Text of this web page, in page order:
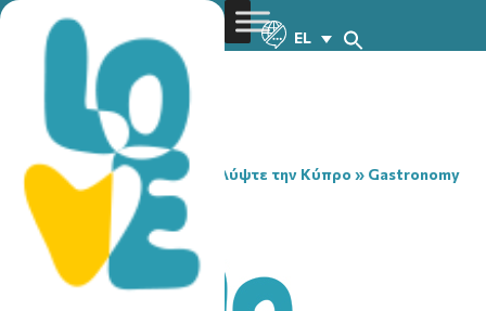
EL
You are here:Home» Ανακαλύψτε την Κύπρο » Gastronomy
» ELENA’S KEBAB
ELENA’S KEBAB